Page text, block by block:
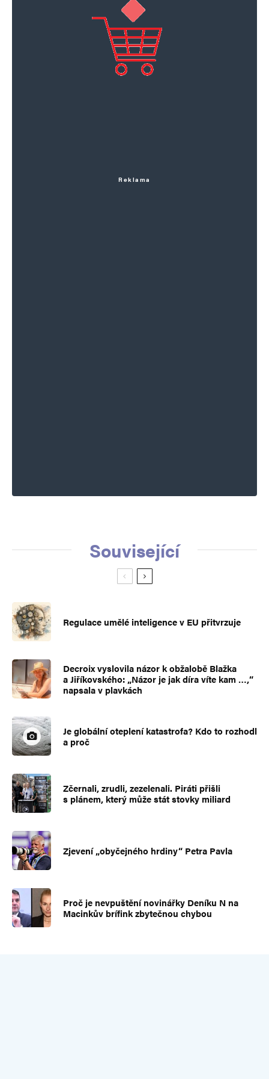
Reklama
Související
Regulace umělé inteligence v EU přitvrzuje
Decroix vyslovila názor k obžalobě Blažka
a Jiříkovského: „Názor je jak díra víte kam …,“
napsala v plavkách
Je globální oteplení katastrofa? Kdo to rozhodl
a proč
Zčernali, zrudli, zezelenali. Piráti přišli
s plánem, který může stát stovky miliard
Zjevení „obyčejného hrdiny“ Petra Pavla
Proč je nevpuštění novinářky Deníku N na
Macinkův brífink zbytečnou chybou